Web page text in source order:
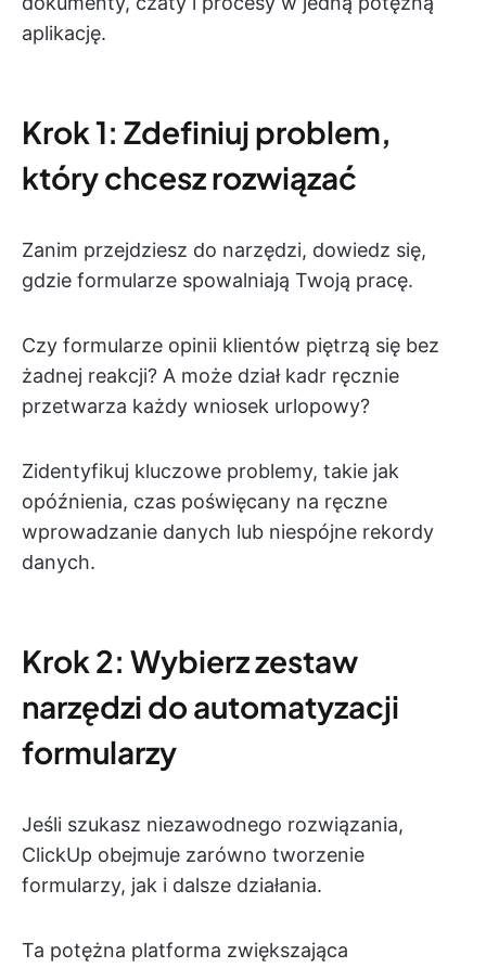
aplikację.
Krok 1: Zdefiniuj problem,
który chcesz rozwiązać
Zanim przejdziesz do narzędzi, dowiedz się,
gdzie formularze spowalniają Twoją pracę.
Czy formularze opinii klientów piętrzą się bez
żadnej reakcji? A może dział kadr ręcznie
przetwarza każdy wniosek urlopowy?
Zidentyfikuj kluczowe problemy, takie jak
opóźnienia, czas poświęcany na ręczne
wprowadzanie danych lub niespójne rekordy
danych.
Krok 2: Wybierz zestaw
narzędzi do automatyzacji
formularzy
Jeśli szukasz niezawodnego rozwiązania,
ClickUp obejmuje zarówno tworzenie
formularzy, jak i dalsze działania.
Ta potężna platforma zwiększająca